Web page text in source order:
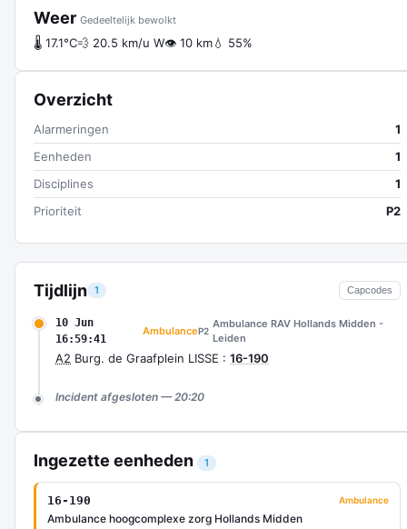
Tijdlijn 1 Capcodes
10 Jun
16:59:41
AmbulanceP2
Ambulance RAV Hollands Midden -
Leiden
A2 Burg. de Graafplein LISSE : 16-190
Incident afgesloten — 20:20
Ingezette eenheden 1
16-190 Ambulance
Ambulance hoogcomplexe zorg Hollands Midden
Weer Gedeeltelijk bewolkt
🌡 17.1°C💨 20.5 km/u W👁 10 km💧 55%
Overzicht
Alarmeringen
1
Eenheden
1
Disciplines
1
Prioriteit
P2